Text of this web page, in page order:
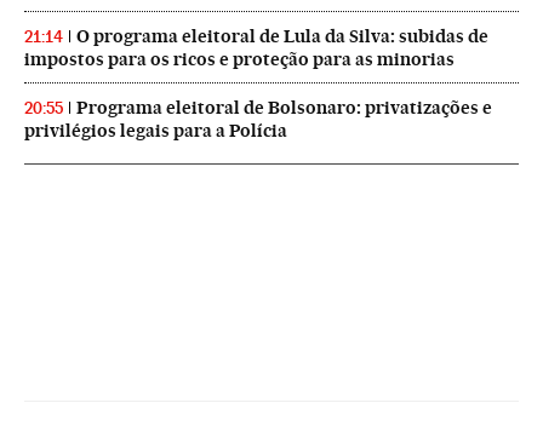
21:14
O programa eleitoral de Lula da Silva: subidas de
impostos para os ricos e proteção para as minorias
20:55
Programa eleitoral de Bolsonaro: privatizações e
privilégios legais para a Polícia